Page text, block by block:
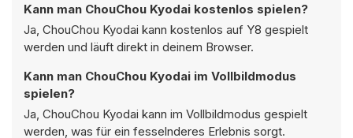
Kann man ChouChou Kyodai kostenlos spielen?
Ja, ChouChou Kyodai kann kostenlos auf Y8 gespielt
werden und läuft direkt in deinem Browser.
Kann man ChouChou Kyodai im Vollbildmodus
spielen?
Ja, ChouChou Kyodai kann im Vollbildmodus gespielt
werden, was für ein fesselnderes Erlebnis sorgt.